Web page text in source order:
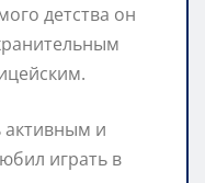
детства он
активным и
играть в